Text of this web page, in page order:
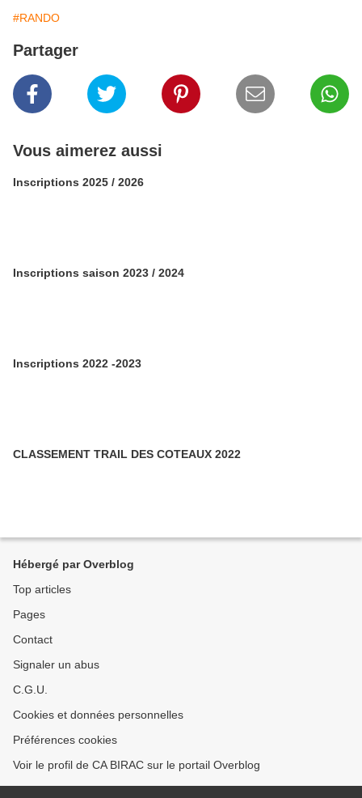
#RANDO
Partager
Vous aimerez aussi
Inscriptions 2025 / 2026
Inscriptions saison 2023 / 2024
Inscriptions 2022 -2023
CLASSEMENT TRAIL DES COTEAUX 2022
Hébergé par Overblog
Top articles
Pages
Contact
Signaler un abus
C.G.U.
Cookies et données personnelles
Préférences cookies
Voir le profil de CA BIRAC sur le portail Overblog